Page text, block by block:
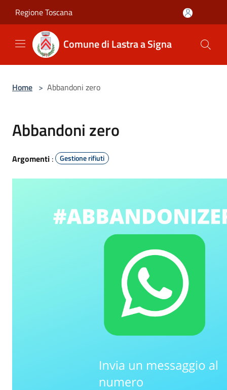
Regione Toscana
Comune di Lastra a Signa
Home > Abbandoni zero
Abbandoni zero
Argomenti : Gestione rifiuti